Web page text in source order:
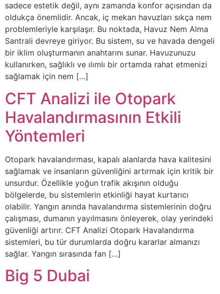
sadece estetik değil, aynı zamanda konfor açısından da
oldukça önemlidir. Ancak, iç mekan havuzları sıkça nem
problemleriyle karşılaşır. Bu noktada, Havuz Nem Alma
Santrali devreye giriyor. Bu sistem, su ve havada dengeli
bir iklim oluşturmanın anahtarını sunar. Havuzunuzu
kullanırken, sağlıklı ve ılımlı bir ortamda rahat etmenizi
sağlamak için nem […]
CFT Analizi ile Otopark
Havalandırmasının Etkili
Yöntemleri
Otopark havalandırması, kapalı alanlarda hava kalitesini
sağlamak ve insanların güvenliğini artırmak için kritik bir
unsurdur. Özellikle yoğun trafik akışının olduğu
bölgelerde, bu sistemlerin etkinliği hayat kurtarıcı
olabilir. Yangın anında havalandırma sistemlerinin doğru
çalışması, dumanın yayılmasını önleyerek, olay yerindeki
güvenliği artırır. CFT Analizi Otopark Havalandırma
sistemleri, bu tür durumlarda doğru kararlar almanızı
sağlar. Yangın sırasında fan […]
Big 5 Dubai